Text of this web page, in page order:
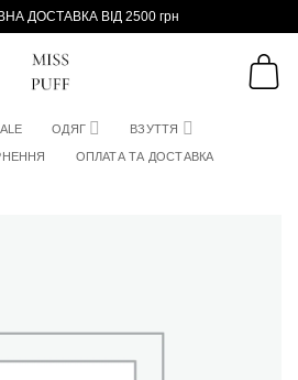
ДОСТАВКА ВІД 2500 грн
ОДЯГ ВЗУТТЯ
ОПЛАТА ТА ДОСТАВКА